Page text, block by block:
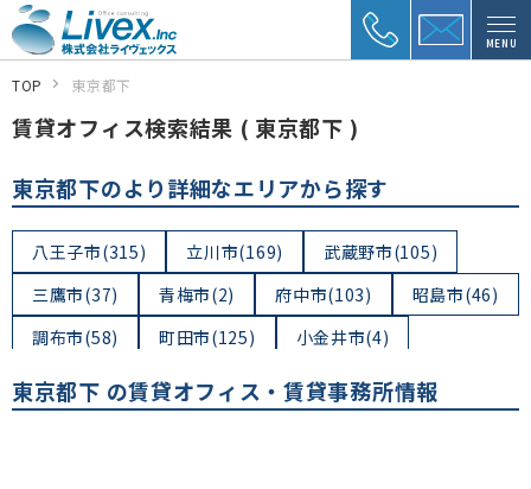
MENU
TOP 東京都下
賃貸オフィス検索結果 ( 東京都下 )
東京都下のより詳細なエリアから探す
八王子市(315) 立川市(169)
武蔵野市(105)
三鷹市(37)
青梅市(2) 府中市(103)
昭島市(46)
調布市(58)
町田市(125)
小金井市(4)
小平市(39)
日野市(54)
東村山市(61)
東京都下 の賃貸オフィス・賃貸事務所情報